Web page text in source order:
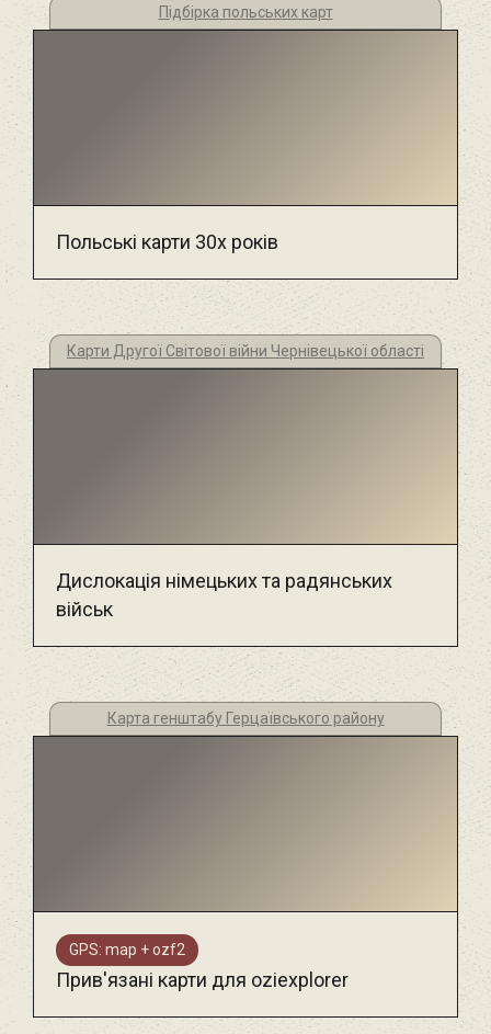
Підбірка польських карт
Польські карти 30х років
Карти Другої Світової війни Чернівецької області
Дислокація німецьких та радянських
військ
Карта генштабу Герцаївського району
GPS: map + ozf2
Прив'язані карти для oziexplorer